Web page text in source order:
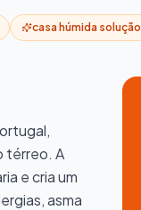
casa húmida solução
térreo. A
e cria um
asma